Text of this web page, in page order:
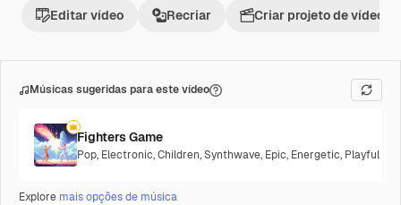
Editar vídeo Recriar Criar projeto de vídeo
Músicas sugeridas para este vídeo
Fighters Game
Pop, Electronic,Children,Synthwave, Epic, Energetic, Playful
Explore mais opções de música